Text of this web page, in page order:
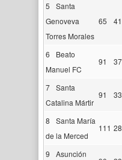
5
Santa
Genoveva
Torres Morales
65 41
6
Beato
Manuel FC
91 37
7 Santa
Catalina Mártir
91 33
8
Santa María
de la Merced
111 28
9
Asunción